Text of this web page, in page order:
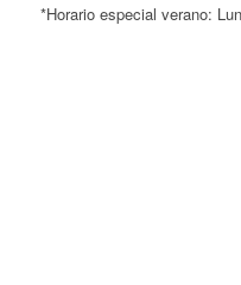
*Horario especial verano: